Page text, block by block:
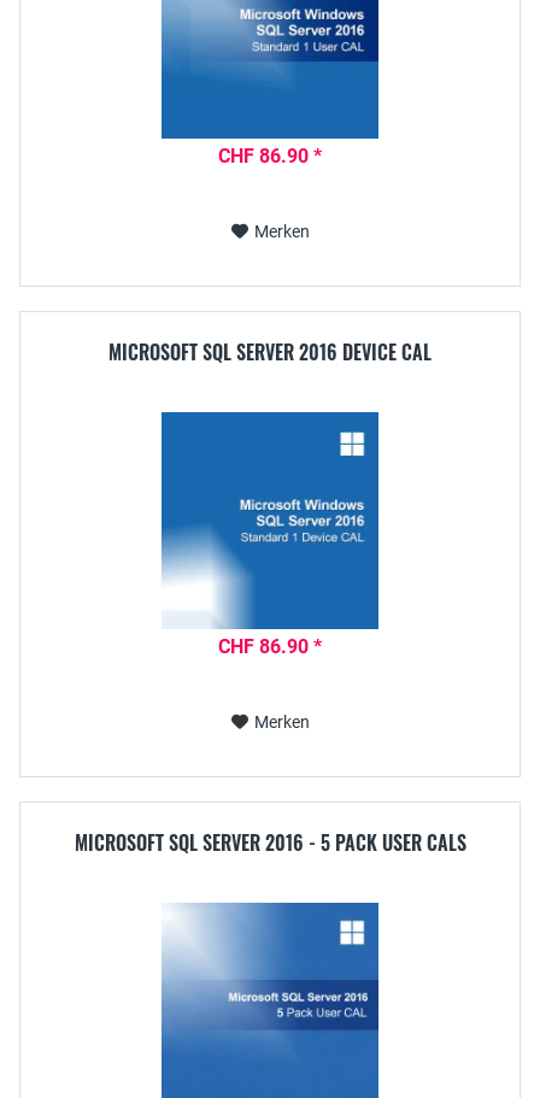
CHF 86.90 *
Merken
MICROSOFT SQL SERVER 2016 DEVICE CAL
CHF 86.90 *
Merken
MICROSOFT SQL SERVER 2016 - 5 PACK USER CALS